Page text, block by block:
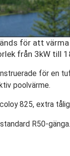
för att
från 3kW till
för en
poolvärme.
825, extra
R50-gänga.